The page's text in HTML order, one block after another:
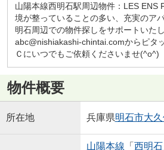
山陽本線西明石駅周辺物件：LES
境が整っていることの多い、充実のア
明石周辺での物件探しをサポートいた
abc@nishiakashi-chintai.comからピタ
Ｃにいつでもご依頼くださいませ(^o^)
物件概要
所在地 兵庫県明石市大久
山陽本線 「 西明石